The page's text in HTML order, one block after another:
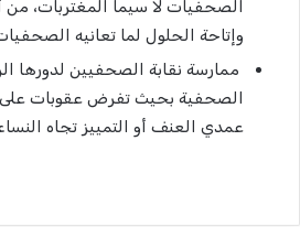
الصحفيات لا سيما المغتربات،
وإتاحة الحلول لما تعانيه
ممارسة نقابة الصحفيين لدورها
الصحفية بحيث تفرض عقوبات
عمدي العنف أو التمييز تجاه